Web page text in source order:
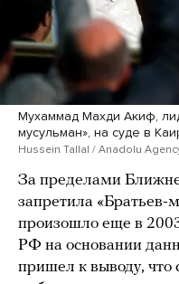
Мухаммад Махди Акиф,
мусульман», на суде в
Hussein Tallal / Anadolu
За пределами
запретила «Братьев-
произошло еще в
РФ на основании
пришел к выводу, что